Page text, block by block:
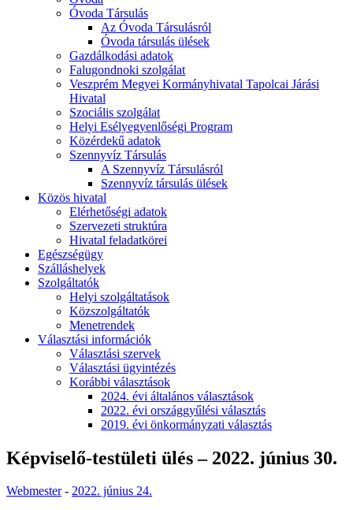
Óvoda Társulás
Az Óvoda Társulásról
Óvoda társulás ülések
Gazdálkodási adatok
Falugondnoki szolgálat
Veszprém Megyei Kormányhivatal Tapolcai Járási
Hivatal
Szociális szolgálat
Helyi Esélyegyenlőségi Program
Közérdekű adatok
Szennyvíz Társulás
A Szennyvíz Társulásról
Szennyvíz társulás ülések
Közös hivatal
Elérhetőségi adatok
Szervezeti struktúra
Hivatal feladatkörei
Egészségügy
Szálláshelyek
Szolgáltatók
Helyi szolgáltatások
Közszolgáltatók
Menetrendek
Választási információk
Választási szervek
Választási ügyintézés
Korábbi választások
2024. évi általános választások
2022. évi országgyűlési választás
2019. évi önkormányzati választás
Képviselő-testületi ülés – 2022. június 30.
Webmester- 2022. június 24.